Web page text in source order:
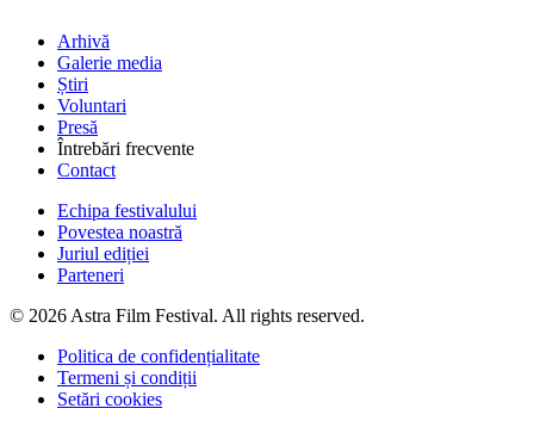
Arhivă
Galerie media
Știri
Voluntari
Presă
Întrebări frecvente
Contact
Echipa festivalului
Povestea noastră
Juriul ediției
Parteneri
© 2026 Astra Film Festival. All rights reserved.
Politica de confidențialitate
Termeni și condiții
Setări cookies